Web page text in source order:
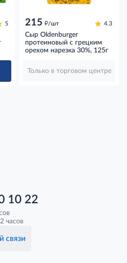
5 215 д/шт 4.3
Сыр Oldenburger
протеиновый с грецким
орехом нарезка 30%, 125г
Только в торговом центре
10 22
часов
связи